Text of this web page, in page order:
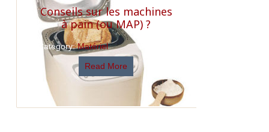
Conseils sur les machines
à pain (ou MAP) ?
Category:Matériel
Read More